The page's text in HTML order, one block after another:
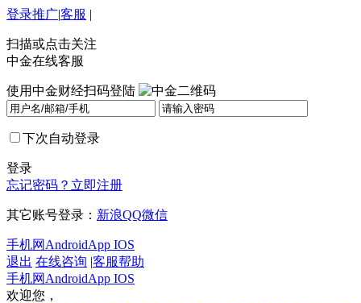
登录推广|客服 |
扫描或点击关注
中金在线客服
使用中金财经扫码登陆
下次自动登录
登录
忘记密码？ 立即注册
其它账号登录： 新浪QQ微信
手机网 AndroidApp IOS
退出 在线咨询 |客服帮助
手机网 AndroidApp IOS
欢迎您，